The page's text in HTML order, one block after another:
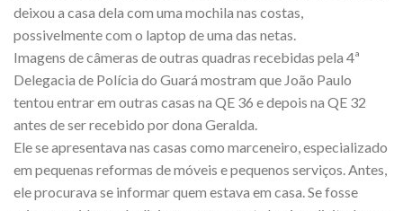
deixou a casa dela com uma mochila nas costas,
possivelmente com o laptop de uma das netas.
Imagens de câmeras de outras quadras recebidas pela 4ª
Delegacia de Polícia do Guará mostram que João Paulo
tentou entrar em outras casas na QE 36 e depois na QE 32
antes de ser recebido por dona Geralda.
Ele se apresentava nas casas como marceneiro, especializado
em pequenas reformas de móveis e pequenos serviços. Antes,
ele procurava se informar quem estava em casa. Se fosse